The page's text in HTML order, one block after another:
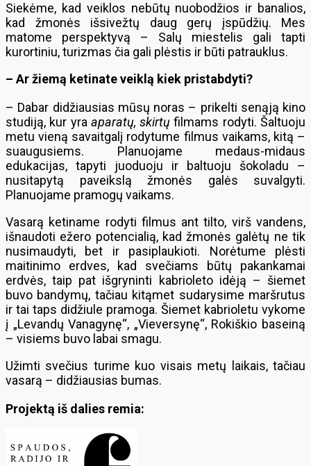
Siekėme, kad veiklos nebūtų nuobodžios ir banalios,
kad žmonės išsivežtų daug gerų įspūdžių. Mes
matome perspektyvą – Salų miestelis gali tapti
kurortiniu, turizmas čia gali plėstis ir būti patrauklus.
– Ar žiemą ketinate veiklą kiek pristabdyti?
– Dabar didžiausias mūsų noras – prikelti senąją kino
studiją, kur yra aparatų, skirtų filmams rodyti. Šaltuoju
metu vieną savaitgalį rodytume filmus vaikams, kitą –
suaugusiems. Planuojame medaus-midaus
edukacijas, tapyti juoduoju ir baltuoju šokoladu –
nusitapytą paveikslą žmonės galės suvalgyti.
Planuojame pramogų vaikams.
Vasarą ketiname rodyti filmus ant tilto, virš vandens,
išnaudoti ežero potencialią, kad žmonės galėtų ne tik
nusimaudyti, bet ir pasiplaukioti. Norėtume plėsti
maitinimo erdves, kad svečiams būtų pakankamai
erdvės, taip pat išgryninti kabrioleto idėją – šiemet
buvo bandymų, tačiau kitąmet sudarysime maršrutus
ir tai taps didžiule pramoga. Šiemet kabrioletu vykome
į „Levandų Vanagynę“, „Vieversynę“, Rokiškio baseiną
– visiems buvo labai smagu.
Užimti svečius turime kuo visais metų laikais, tačiau
vasarą – didžiausias bumas.
Projektą iš dalies remia: